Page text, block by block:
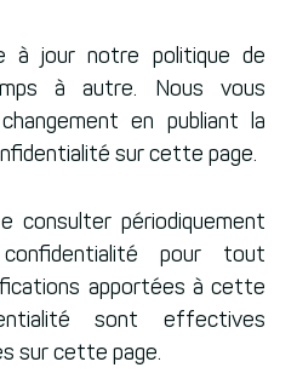
à jour notre politique de
à autre. Nous vous
en publiant la
sur cette page.
consulter périodiquement
pour tout
apportées à cette
sont effectives
sur cette page.